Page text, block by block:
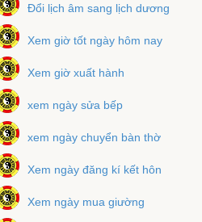
Đổi lịch âm sang lịch dương
Xem giờ tốt ngày hôm nay
Xem giờ xuất hành
xem ngày sửa bếp
xem ngày chuyển bàn thờ
Xem ngày đăng kí kết hôn
Xem ngày mua giường